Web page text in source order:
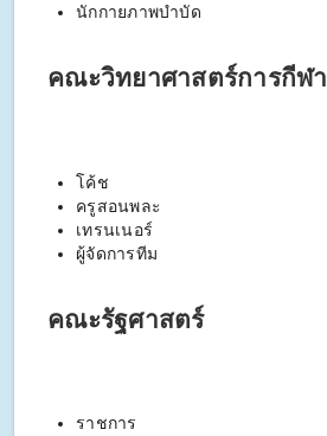
นักกายภาพบำบัด
คณะวิทยาศาสตร์การกีฬา
โค้ช
ครูสอนพละ
เทรนเนอร์
ผู้จัดการทีม
คณะรัฐศาสตร์
ราชการ